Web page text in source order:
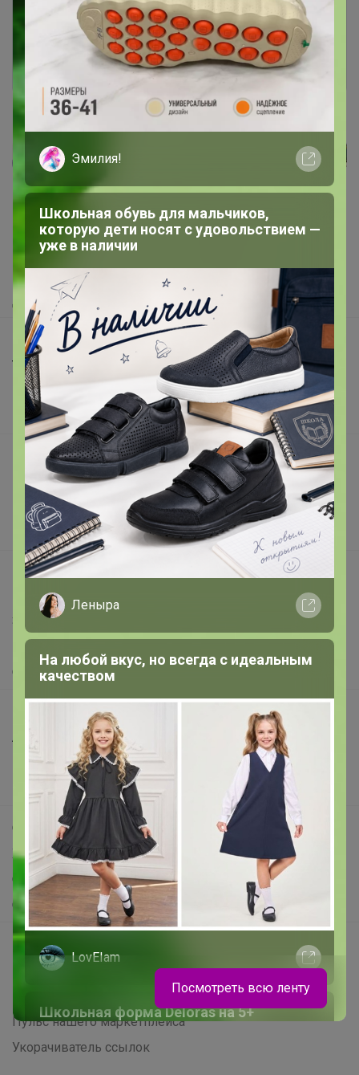
Это займет меньше минуты
Войти Зарегистрироваться
Реклама
Как здесь все устроено?
Как сделать заказ?
Как получить?
Доставка
Шоурумы
Торговые марки
Наша команда
В наличии
Подарочные сертификаты
Реклама на сайте
Поставщикам
Вакансии
support@24-ok.ru
Написать в поддержку
Защита покупателя
Помощь
О нас
Все предложения
Анонсы
Новости
Поддержка альпак
Самое выгодное
Хиты продаж
Самое желанное
Самое быстрое
Начать зарабатывать с 24-ok
Picabox.ru - Лучшее место для ваших изображений
Розыгрыш - Генератор случайных чисел
Пульс нашего маркетплейса
Укорачиватель ссылок
Эмилия!
Школьная обувь для мальчиков,
которую дети носят с удовольствием —
уже в наличии
Леныра
На любой вкус, но всегда с идеальным
качеством
LovEIam
Школьная форма Deloras на 5+
Великолепное качество!
Посмотреть всю ленту